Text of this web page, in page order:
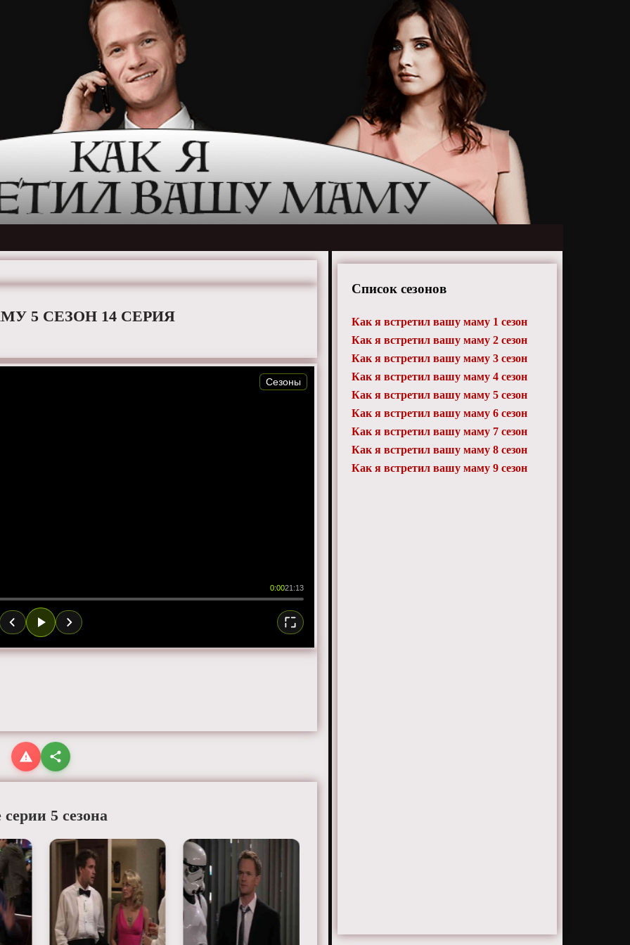
5 СЕЗОН 14 СЕРИЯ
0:0021:13
Сезоны
серии 5 сезона
Список сезонов
Как я встретил вашу маму 1 сезон
Как я встретил вашу маму 2 сезон
Как я встретил вашу маму 3 сезон
Как я встретил вашу маму 4 сезон
Как я встретил вашу маму 5 сезон
Как я встретил вашу маму 6 сезон
Как я встретил вашу маму 7 сезон
Как я встретил вашу маму 8 сезон
Как я встретил вашу маму 9 сезон